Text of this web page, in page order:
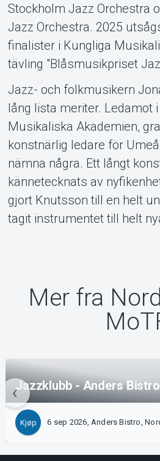
Stockholm Jazz Orchestra
Jazz Orchestra. 2025
finalister i Kungliga
tävling "Blåsmusikpriset
Jazz- och folkmusikern
lång lista meriter. Ledamot
Musikaliska Akademien,
konstnärlig ledare för
nämna några. Ett långt
kännetecknats av
gjort Knutsson till en helt
tagit instrumentet till helt
Mer fra
Jazzklubb - Anders Bistro
Kjøp 6 sep 2026, Anders Bistro,